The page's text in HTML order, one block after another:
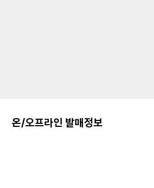
온/오프라인 발매정보